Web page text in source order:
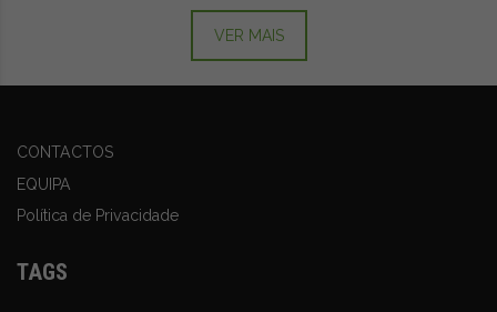
VER MAIS
CONTACTOS
EQUIPA
Política de Privacidade
TAGS